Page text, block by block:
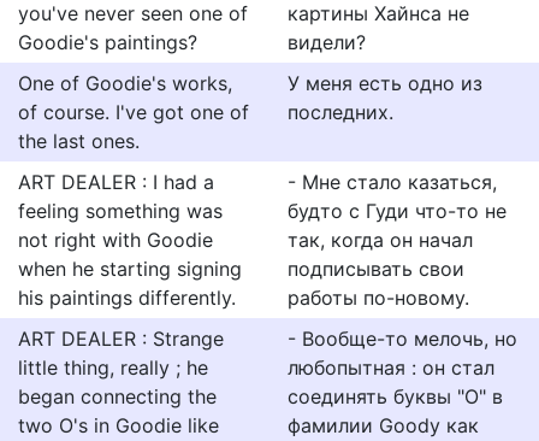
you've never seen one of
Goodie's paintings?
картины Хайнса не
видели?
One of Goodie's works,
of course. I've got one of
the last ones.
У меня есть одно из
последних.
ART DEALER : I had a
feeling something was
not right with Goodie
when he starting signing
his paintings differently.
- Мне стало казаться,
будто с Гуди что-то не
так, когда он начал
подписывать свои
работы по-новому.
ART DEALER : Strange
little thing, really ; he
began connecting the
two O's in Goodie like
- Вообще-то мелочь, но
любопытная : он стал
соединять буквы "О" в
фамилии Gооdу как